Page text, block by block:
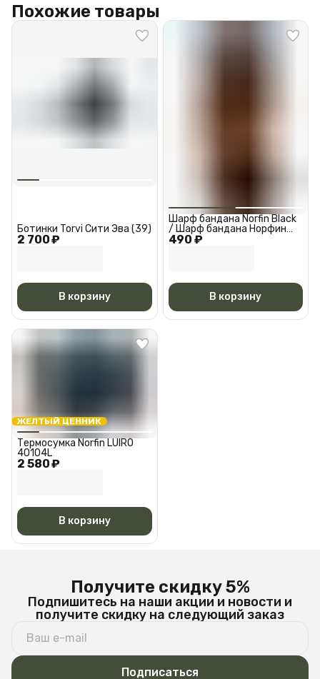
Похожие товары
2 700 ₽
Ботинки Torvi Сити Эва (39)
В корзину
490 ₽
Шарф бандана Norfin Black
/ Шарф бандана Норфин
Черная АМ 6527
В корзину
ЖЕЛТЫЙ ЦЕННИК
2 580 ₽
Термосумка Norfin LUIRO
40104L
В корзину
Получите скидку 5%
Подпишитесь на наши акции и новости и
получите скидку на следующий заказ
Подписаться